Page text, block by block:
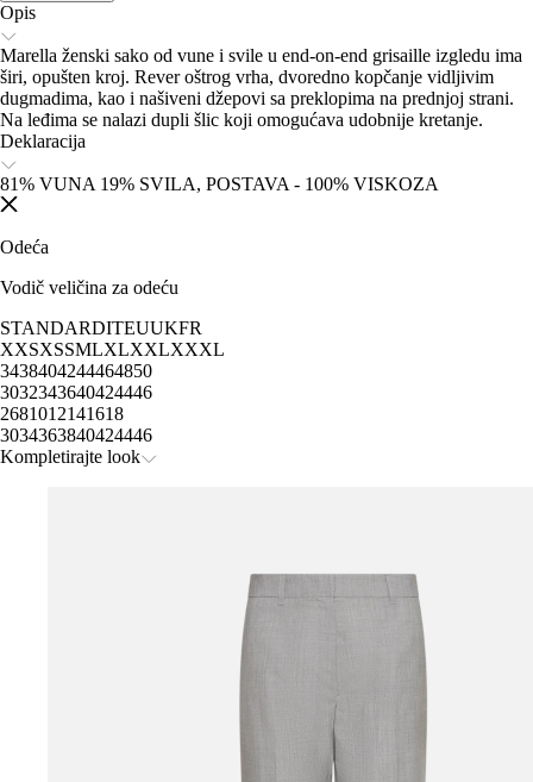
Opis
Marella ženski sako od vune i svile u end-on-end grisaille izgledu ima
širi, opušten kroj. Rever oštrog vrha, dvoredno kopčanje vidljivim
dugmadima, kao i našiveni džepovi sa preklopima na prednjoj strani.
Na leđima se nalazi dupli šlic koji omogućava udobnije kretanje.
Deklaracija
81% VUNA 19% SVILA, POSTAVA - 100% VISKOZA
Odeća
Vodič veličina za odeću
STANDARDITEUUKFR
XXSXSSMLXLXXLXXXL
3438404244464850
3032343640424446
2681012141618
3034363840424446
Kompletirajte look